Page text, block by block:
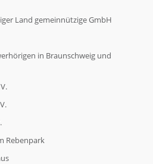
Land gemeinnützige GmbH
in Braunschweig und
Rebenpark